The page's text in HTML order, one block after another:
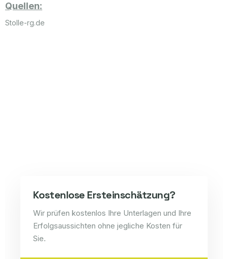
Quellen:
Stolle-rg.de
Kostenlose Ersteinschätzung?
Wir prüfen kostenlos Ihre Unterlagen und Ihre
Erfolgsaussichten ohne jegliche Kosten für
Sie.